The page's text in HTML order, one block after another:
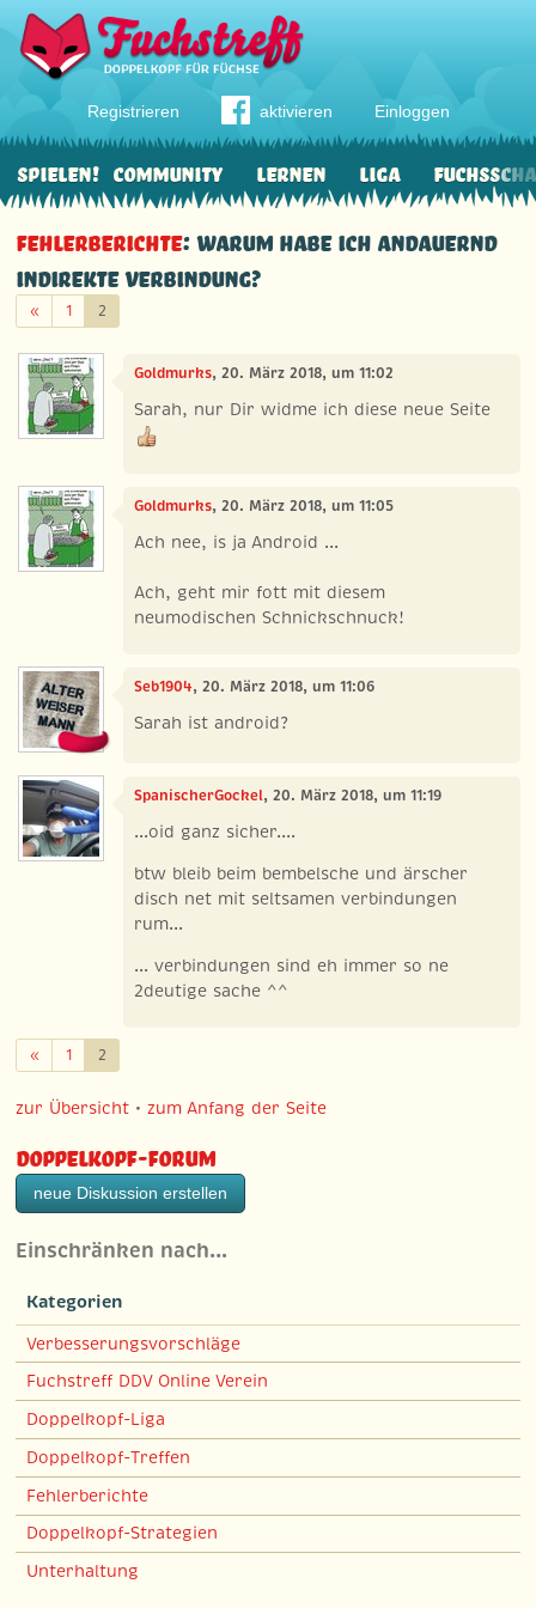
Registrieren aktivieren Einloggen
Community Lernen Liga
Spielen!
Fehlerberichte: warum habe ich andauernd
indirekte Verbindung?
«Zurück
1 2
Goldmurks, 20. März 2018, um 11:02
Sarah, nur Dir widme ich diese neue Seite
Goldmurks, 20. März 2018, um 11:05
Ach nee, is ja Android ...
Ach, geht mir fott mit diesem
neumodischen Schnickschnuck!
Seb1904, 20. März 2018, um 11:06
Sarah ist android?
SpanischerGockel, 20. März 2018, um 11:19
...oid ganz sicher....
btw bleib beim bembelsche und ärscher
disch net mit seltsamen verbindungen
rum...
... verbindungen sind eh immer so ne
2deutige sache ^^
«Zurück
1 2
zur Übersicht •zum Anfang der Seite
Doppelkopf-Forum
neue Diskussion erstellen
Einschränken nach…
Kategorien
Verbesserungsvorschläge
Fuchstreff DDV Online Verein
Doppelkopf-Liga
Doppelkopf-Treffen
Fehlerberichte
Doppelkopf-Strategien
Unterhaltung